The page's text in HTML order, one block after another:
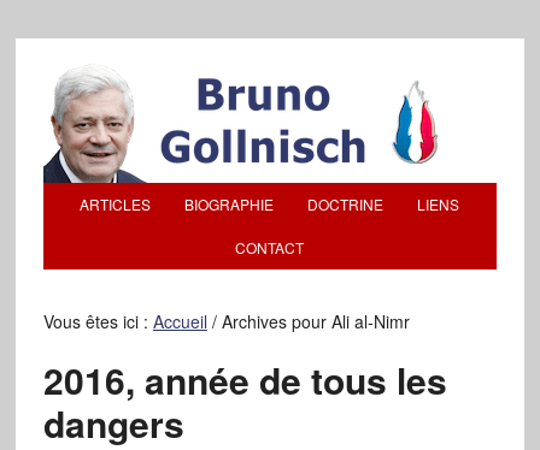
ARTICLES BIOGRAPHIE DOCTRINE LIENS
CONTACT
Vous êtes ici : Accueil /Archives pour Ali al-Nimr
2016, année de tous les
dangers